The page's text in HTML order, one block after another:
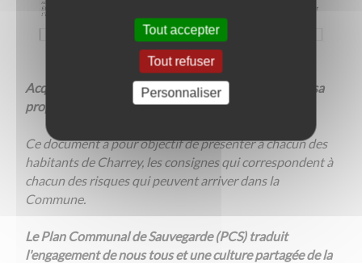
Acquérir un ou de bons réflexes, c'est être acteur de sa
propre sécurité et de celle des autres.
Ce document a pour objectif de présenter à chacun des
habitants de Charrey, les consignes qui correspondent à
chacun des risques qui peuvent arriver dans la
Commune.
Le Plan Communal de Sauvegarde (PCS) traduit
l'engagement de nous tous et une culture partagée de la
Tout accepter
Tout refuser
Personnaliser